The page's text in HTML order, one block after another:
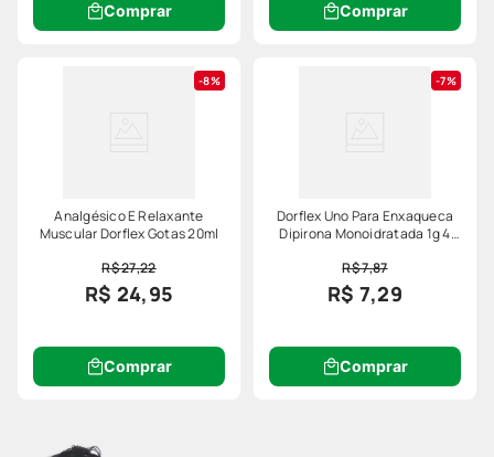
Comprar Comprar
8%
Analgésico E Relaxante
Muscular Dorflex Gotas 20ml
R$ 27,22
R$ 24,95
Comprar
7%
Dorflex Uno Para Enxaqueca
Dipirona Monoidratada 1g 4
R$ 7,87
R$ 7,29
Comprar